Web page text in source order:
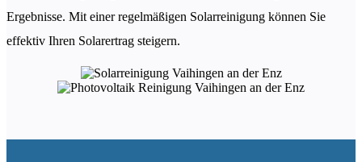
Ergebnisse. Mit einer regelmäßigen Solarreinigung können Sie
effektiv Ihren Solarertrag steigern.